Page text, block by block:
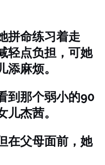
拼命练习着走
轻点负担，可她
麻烦。
到那个弱小的90
杰茜。
在父母面前，她